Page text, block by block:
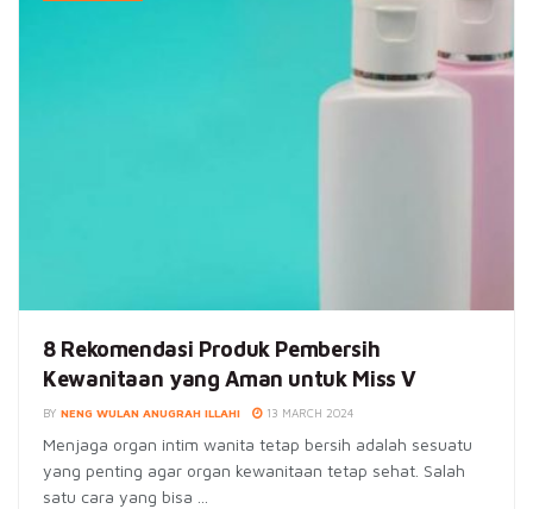
8 Rekomendasi Produk Pembersih
Kewanitaan yang Aman untuk Miss V
BY NENG WULAN ANUGRAH ILLAHI 13 MARCH 2024
Menjaga organ intim wanita tetap bersih adalah sesuatu
yang penting agar organ kewanitaan tetap sehat. Salah
satu cara yang bisa ...